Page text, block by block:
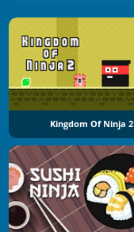
Kingdom Of Ninja 2